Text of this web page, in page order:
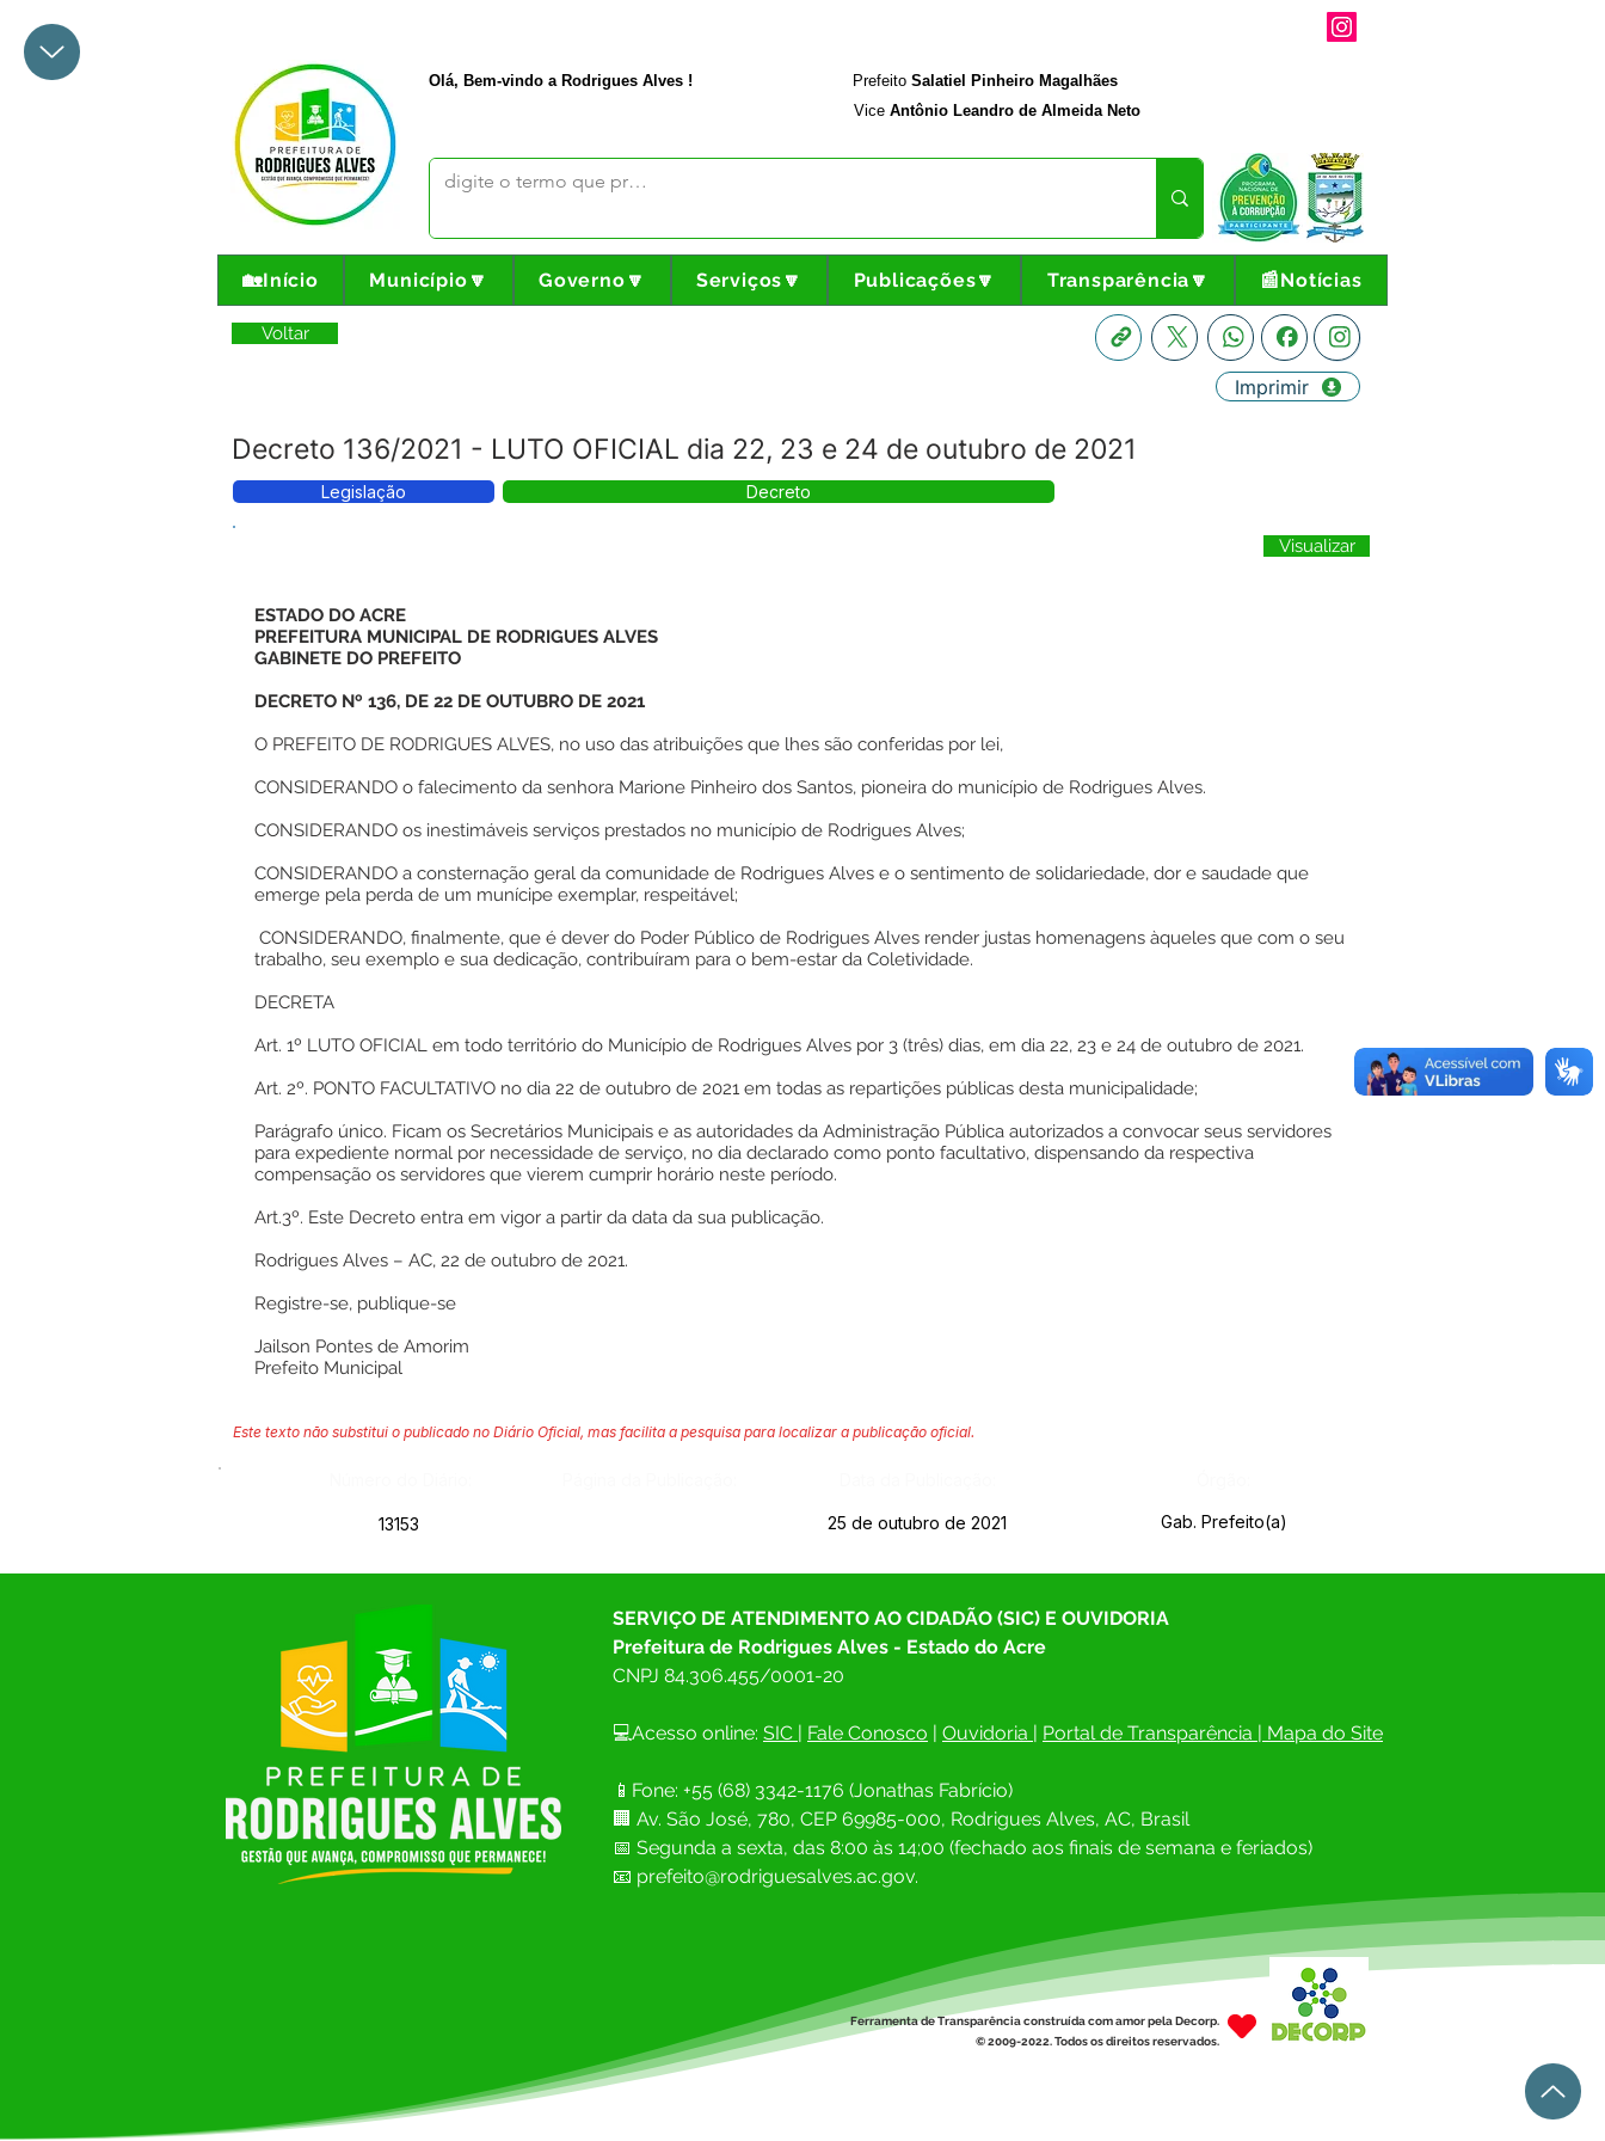
Olá, Bem-vindo a Rodrigues Alves ! Prefeito Salatiel Pinheiro Magalhães
Vice Antônio Leandro de Almeida Neto
🏡Início Município🔽 Governo🔽 Serviços🔽 Publicações🔽 Transparência🔽 📰Notícias
Voltar
Decreto 136/2021 - LUTO OFICIAL dia 22, 23 e 24 de outubro de 2021
Imprimir
Legislação Decreto
Visualizar
ESTADO DO ACRE
PREFEITURA MUNICIPAL DE RODRIGUES ALVES
GABINETE DO PREFEITO
DECRETO Nº 136, DE 22 DE OUTUBRO DE 2021
O PREFEITO DE RODRIGUES ALVES, no uso das atribuições que lhes são conferidas por lei,
CONSIDERANDO o falecimento da senhora Marione Pinheiro dos Santos, pioneira do município de Rodrigues Alves.
CONSIDERANDO os inestimáveis serviços prestados no município de Rodrigues Alves;
CONSIDERANDO a consternação geral da comunidade de Rodrigues Alves e o sentimento de solidariedade, dor e saudade que
emerge pela perda de um munícipe exemplar, respeitável;
CONSIDERANDO, finalmente, que é dever do Poder Público de Rodrigues Alves render justas homenagens àqueles que com o seu
trabalho, seu exemplo e sua dedicação, contribuíram para o bem-estar da Coletividade.
DECRETA
Art. 1º LUTO OFICIAL em todo território do Município de Rodrigues Alves por 3 (três) dias, em dia 22, 23 e 24 de outubro de 2021.
Art. 2º. PONTO FACULTATIVO no dia 22 de outubro de 2021 em todas as repartições públicas desta municipalidade;
Parágrafo único. Ficam os Secretários Municipais e as autoridades da Administração Pública autorizados a convocar seus servidores
para expediente normal por necessidade de serviço, no dia declarado como ponto facultativo, dispensando da respectiva
compensação os servidores que vierem cumprir horário neste período.
Art.3º. Este Decreto entra em vigor a partir da data da sua publicação.
Rodrigues Alves – AC, 22 de outubro de 2021.
Registre-se, publique-se
Jailson Pontes de Amorim
Prefeito Municipal
Este texto não substitui o publicado no Diário Oficial, mas facilita a pesquisa para localizar a publicação oficial.
13153 25 de outubro de 2021 Gab. Prefeito(a)
SERVIÇO DE ATENDIMENTO AO CIDADÃO (SIC) E OUVIDORIA
Prefeitura de Rodrigues Alves - Estado do Acre
CNPJ 84.306.455/0001-20
💻Acesso online: SIC | Fale Conosco | Ouvidoria | Portal de Transparência | Mapa do Site
📱Fone: +55 (68) 3342-1176 (Jonathas Fabrício)
🏢 Av. São José, 780, CEP 69985-000, Rodrigues Alves, AC, Brasil
📅 Segunda a sexta, das 8:00 às 14;00 (fechado aos finais de semana e feriados)
📧 prefeito@rodriguesalves.ac.gov.
Ferramenta de Transparência construída com amor pela Decorp.
© 2009-2022. Todos os direitos reservados.